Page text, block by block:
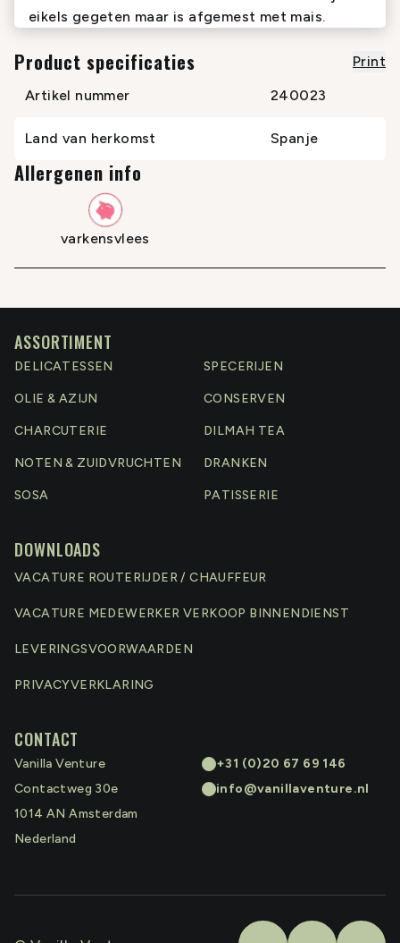
eikels gegeten maar is afgemest met mais.
Product specificaties
Print
Artikel nummer
240023
Land van herkomst Spanje
Allergenen info
varkensvlees
ASSORTIMENT
DELICATESSEN SPECERIJEN
OLIE & AZIJN CONSERVEN
CHARCUTERIE DILMAH TEA
NOTEN & ZUIDVRUCHTEN DRANKEN
SOSA PATISSERIE
DOWNLOADS
VACATURE ROUTERIJDER / CHAUFFEUR
VACATURE MEDEWERKER VERKOOP BINNENDIENST
LEVERINGSVOORWAARDEN
PRIVACYVERKLARING
CONTACT
Vanilla Venture
Contactweg 30e
1014 AN Amsterdam
Nederland
+31 (0)20 67 69 146
info@vanillaventure.nl